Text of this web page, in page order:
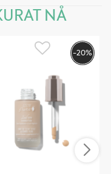
NÅ
-20%